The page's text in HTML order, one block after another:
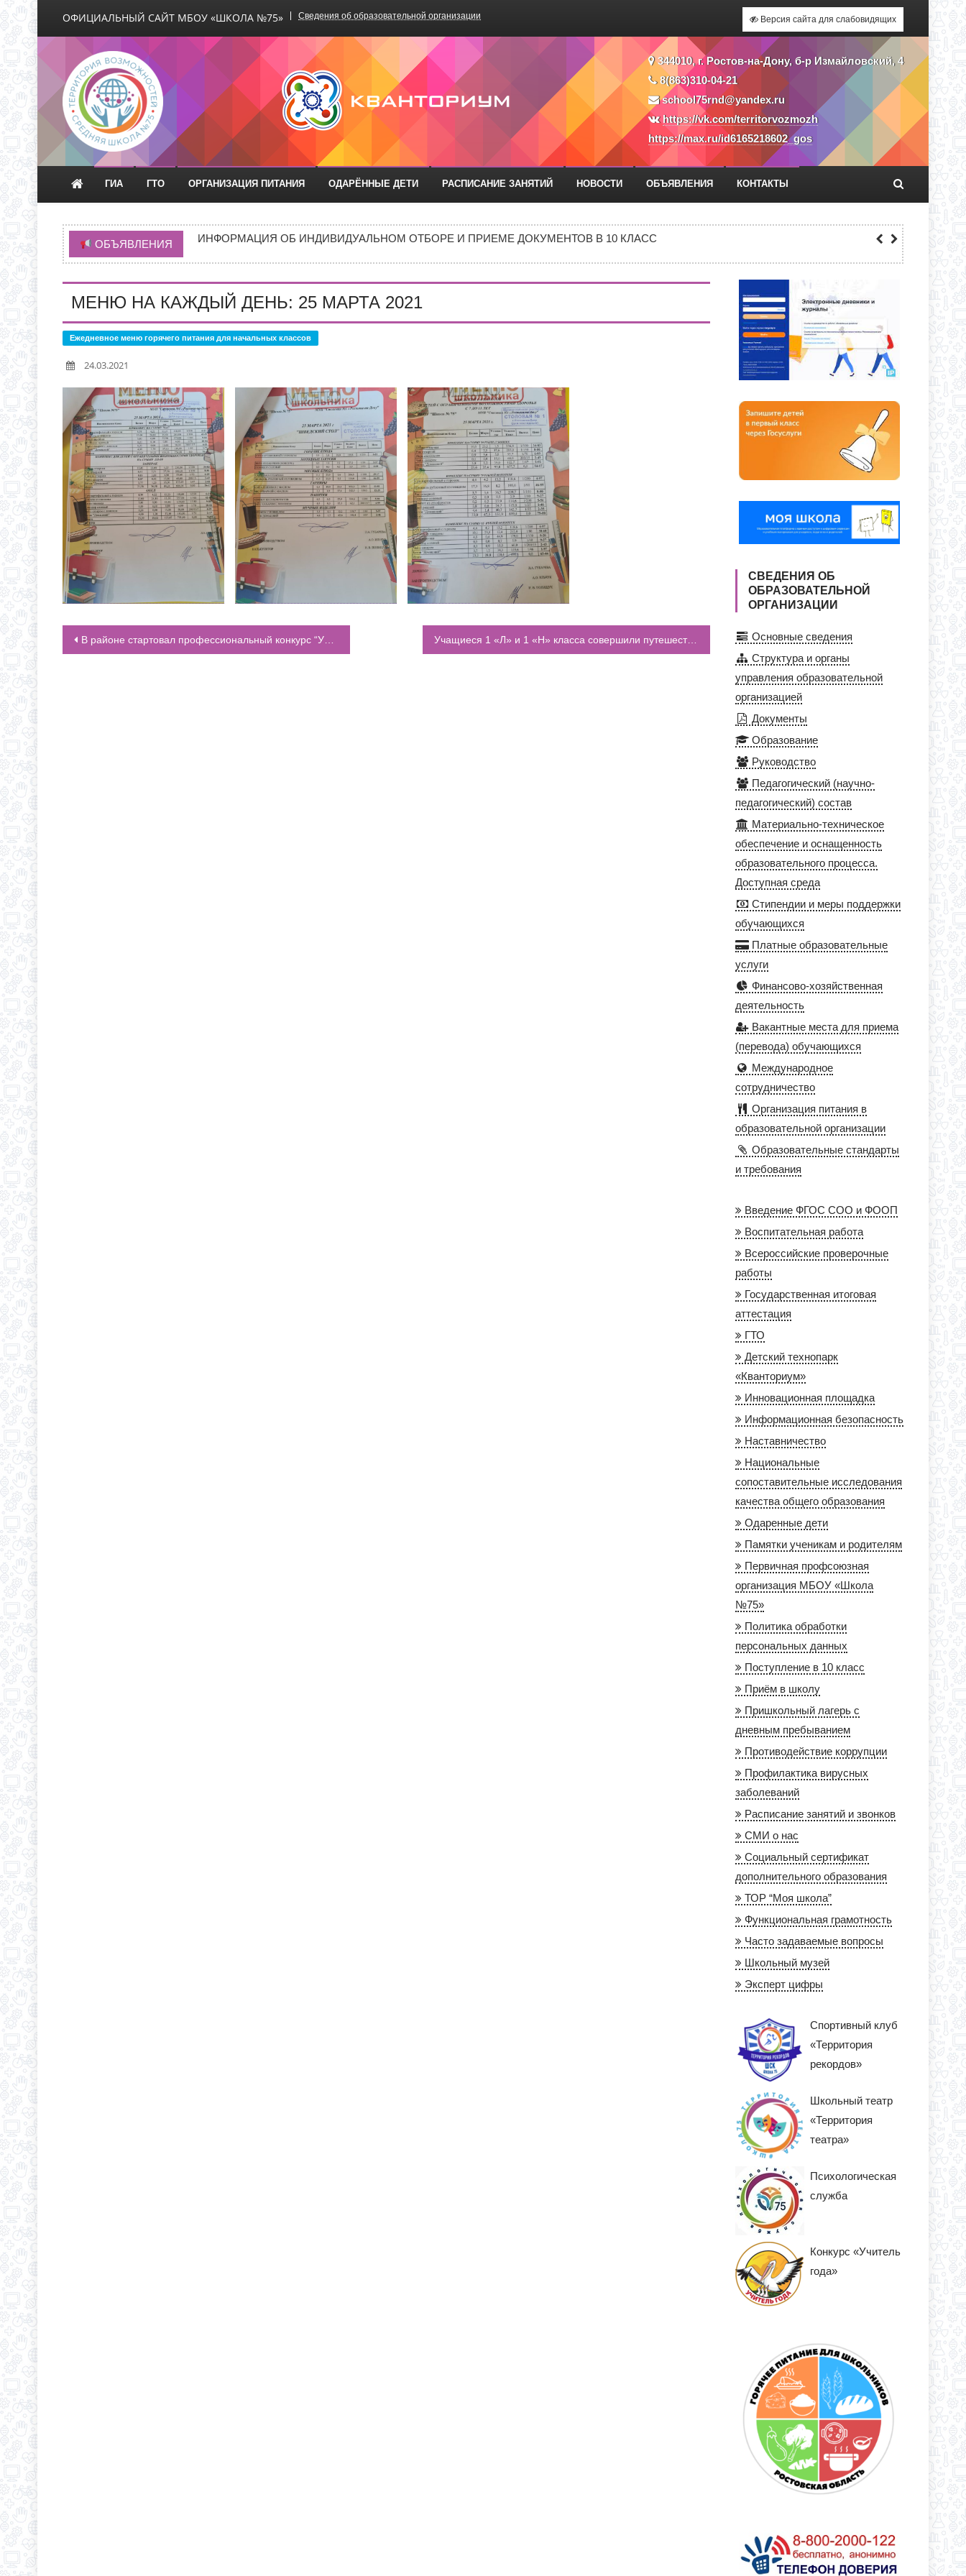
ОФИЦИАЛЬНЫЙ САЙТ МБОУ «ШКОЛА №75» Сведения об образовательной организации Версия сайта для слабовидящих
Официальный сайт МБОУ «Школа №75»
344010, г. Ростов-на-Дону, б-р Измайловский, 4
8(863)310-04-21
school75rnd@yandex.ru
https://vk.com/territorvozmozh
https://max.ru/id6165218602_gos
ГИА ГТО ОРГАНИЗАЦИЯ ПИТАНИЯ ОДАРЁННЫЕ ДЕТИ РАСПИСАНИЕ ЗАНЯТИЙ НОВОСТИ ОБЪЯВЛЕНИЯ КОНТАКТЫ
ОБЪЯВЛЕНИЯ
ВРЕМЯ ОТКРЫТИЯ ОБРАЗОВАТЕЛЬНЫХ ОРГАНИЗАЦИЙ РОСТОВСКОЙ ОБЛАСТИ ДЛЯ ПРИЕМА ЗАЯВЛЕНИЙ В 1 КЛАСС
ИНФОРМАЦИЯ ОБ ИНДИВИДУАЛЬНОМ ОТБОРЕ И ПРИЕМЕ ДОКУМЕНТОВ В 10 КЛАСС
ИНФОРМАЦИЯ О ПРИЕМЕ В 10 КЛАСС
НОВАЯ ЭПИДЕМИЯ «ТИШИНЫ»: ПОЧЕМУ ПОДРОСТКИ ВСЁ ЧАЩЕ ВЫБИРАЮТ АПТЕКУ?
С 1 СЕНТЯБРЯ 2026 ГОДА В МБОУ «ШКОЛА № 75» ОТКРЫВАЮТСЯ КЛАССЫ ПОЛНОГО ДНЯ ПО АДРЕСУ: УЛ. Ю. ДУБИНИНА,
Д.3 (МОДУЛЬНОЕ ЗДАНИЕ)
ВРЕМЯ ОТКРЫТИЯ ОБРАЗОВАТЕЛЬНЫХ ОРГАНИЗАЦИЙ РОСТОВСКОЙ ОБЛАСТИ ДЛЯ ПРИЕМА ЗАЯВЛЕНИЙ В 1 КЛАСС
ИНФОРМАЦИЯ ОБ ИНДИВИДУАЛЬНОМ ОТБОРЕ И ПРИЕМЕ ДОКУМЕНТОВ В 10 КЛАСС
МЕНЮ НА КАЖДЫЙ ДЕНЬ: 25 МАРТА 2021
Ежедневное меню горячего питания для начальных классов
24.03.2021
НАВИГАЦИЯ ПО ЗАПИСЯМ
В районе стартовал профессиональный конкурс “Учитель года 2021” Учащиеся 1 «Л» и 1 «Н» класса совершили путешествие в «Робомир»
СВЕДЕНИЯ ОБ
ОБРАЗОВАТЕЛЬНОЙ
ОРГАНИЗАЦИИ
Основные сведения
Структура и органы
управления образовательной
организацией
Документы
Образование
Руководство
Педагогический (научно-
педагогический) состав
Материально-техническое
обеспечение и оснащенность
образовательного процесса.
Доступная среда
Стипендии и меры поддержки
обучающихся
Платные образовательные
услуги
Финансово-хозяйственная
деятельность
Вакантные места для приема
(перевода) обучающихся
Международное
сотрудничество
Организация питания в
образовательной организации
Образовательные стандарты
и требования
Введение ФГОС СОО и ФООП
Воспитательная работа
Всероссийские проверочные
работы
Государственная итоговая
аттестация
ГТО
Детский технопарк
«Кванториум»
Инновационная площадка
Информационная безопасность
Наставничество
Национальные
сопоставительные исследования
качества общего образования
Одаренные дети
Памятки ученикам и родителям
Первичная профсоюзная
организация МБОУ «Школа
№75»
Политика обработки
персональных данных
Поступление в 10 класс
Приём в школу
Пришкольный лагерь с
дневным пребыванием
Противодействие коррупции
Профилактика вирусных
заболеваний
Расписание занятий и звонков
СМИ о нас
Социальный сертификат
дополнительного образования
ТОР “Моя школа”
Функциональная грамотность
Часто задаваемые вопросы
Школьный музей
Эксперт цифры
Спортивный клуб
«Территория
рекордов»
Школьный театр
«Территория
театра»
Психологическая
служба
Конкурс «Учитель
года»